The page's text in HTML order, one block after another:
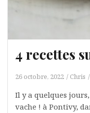
4 recettes
26 octobre, 2022 Chris
Il y a quelques
vache ! à Pontivy,